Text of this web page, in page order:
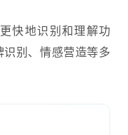
快地识别和理解功
别、情感营造等多